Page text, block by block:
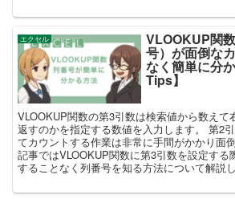
エクセル VLOOKUP関
号）が面倒な
なく簡単に分
Tips】
VLOOKUP関数の第3引数は検索値から数えて
返すのかを指定する数値を入力します。 第2
てカウントする作業は非常に手間がかかり面
記事ではVLOOKUP関数に第3引数を設定する
することなく列番号を知る方法について解説し